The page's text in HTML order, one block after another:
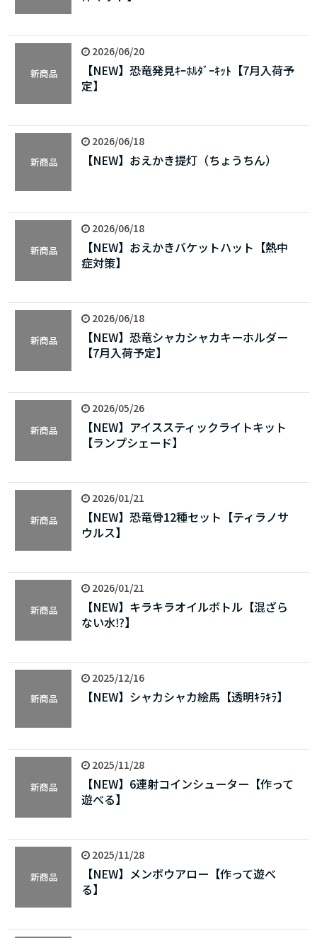
新商品
2026/06/20
【NEW】恐竜発見ｷｰﾎﾙﾀﾞｰｷｯﾄ【7月入荷予
定】
新商品
2026/06/18
【NEW】おえかき提灯（ちょうちん）
新商品
2026/06/18
【NEW】おえかきバケットハット【熱中
症対策】
新商品
2026/06/18
【NEW】恐竜シャカシャカキーホルダー
【7月入荷予定】
新商品
2026/05/26
【NEW】アイススティックライトキット
【ランプシェード】
新商品
2026/01/21
【NEW】恐竜骨12種セット【ティラノサ
ウルス】
新商品
2026/01/21
【NEW】キラキラオイルボトル【混ざら
ない水⁉】
新商品
2025/12/16
【NEW】シャカシャカ絵馬【透明ｷﾗｷﾗ】
新商品
2025/11/28
【NEW】6連射コインシューター【作って
遊べる】
新商品
2025/11/28
【NEW】メンボウアロー【作って遊べ
る】